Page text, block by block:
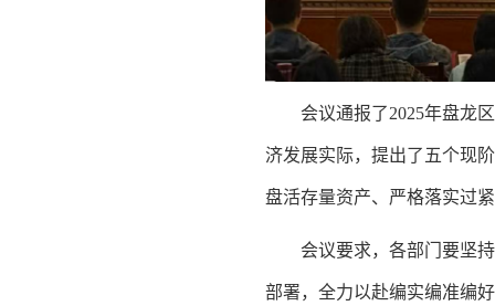
会议通报了2025年盘龙
济发展实际，提出了五个现
盘活存量资产、严格落实过
会议要求，各部门要坚
部署，全力以赴编实编准编